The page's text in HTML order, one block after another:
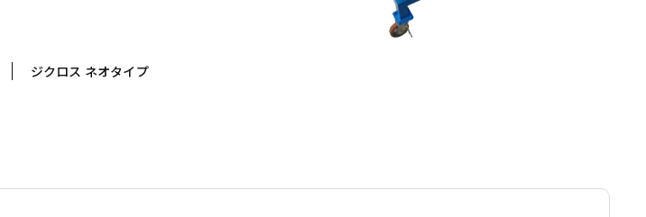
ジクロス ネオタイプ